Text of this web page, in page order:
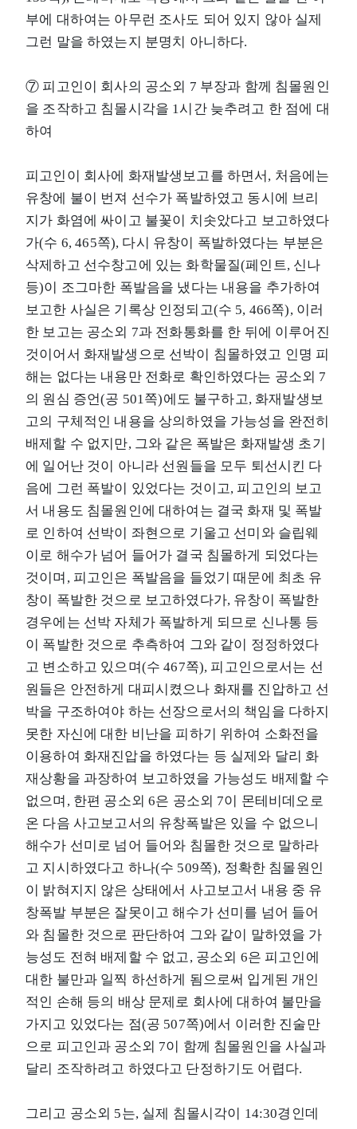
부에 대하여는 아무런 조사도 되어 있지 않아 실제
그런 말을 하였는지 분명치 아니하다.
⑦ 피고인이 회사의 공소외 7 부장과 함께 침몰원인
을 조작하고 침몰시각을 1시간 늦추려고 한 점에 대
하여
피고인이 회사에 화재발생보고를 하면서, 처음에는
유창에 불이 번져 선수가 폭발하였고 동시에 브리
지가 화염에 싸이고 불꽃이 치솟았다고 보고하였다
가(수 6, 465쪽), 다시 유창이 폭발하였다는 부분은
삭제하고 선수창고에 있는 화학물질(페인트, 신나
등)이 조그마한 폭발음을 냈다는 내용을 추가하여
보고한 사실은 기록상 인정되고(수 5, 466쪽), 이러
한 보고는 공소외 7과 전화통화를 한 뒤에 이루어진
것이어서 화재발생으로 선박이 침몰하였고 인명 피
해는 없다는 내용만 전화로 확인하였다는 공소외 7
의 원심 증언(공 501쪽)에도 불구하고, 화재발생보
고의 구체적인 내용을 상의하였을 가능성을 완전히
배제할 수 없지만, 그와 같은 폭발은 화재발생 초기
에 일어난 것이 아니라 선원들을 모두 퇴선시킨 다
음에 그런 폭발이 있었다는 것이고, 피고인의 보고
서 내용도 침몰원인에 대하여는 결국 화재 및 폭발
로 인하여 선박이 좌현으로 기울고 선미와 슬립웨
이로 해수가 넘어 들어가 결국 침몰하게 되었다는
것이며, 피고인은 폭발음을 들었기 때문에 최초 유
창이 폭발한 것으로 보고하였다가, 유창이 폭발한
경우에는 선박 자체가 폭발하게 되므로 신나통 등
이 폭발한 것으로 추측하여 그와 같이 정정하였다
고 변소하고 있으며(수 467쪽), 피고인으로서는 선
원들은 안전하게 대피시켰으나 화재를 진압하고 선
박을 구조하여야 하는 선장으로서의 책임을 다하지
못한 자신에 대한 비난을 피하기 위하여 소화전을
이용하여 화재진압을 하였다는 등 실제와 달리 화
재상황을 과장하여 보고하였을 가능성도 배제할 수
없으며, 한편 공소외 6은 공소외 7이 몬테비데오로
온 다음 사고보고서의 유창폭발은 있을 수 없으니
해수가 선미로 넘어 들어와 침몰한 것으로 말하라
고 지시하였다고 하나(수 509쪽), 정확한 침몰원인
이 밝혀지지 않은 상태에서 사고보고서 내용 중 유
창폭발 부분은 잘못이고 해수가 선미를 넘어 들어
와 침몰한 것으로 판단하여 그와 같이 말하였을 가
능성도 전혀 배제할 수 없고, 공소외 6은 피고인에
대한 불만과 일찍 하선하게 됨으로써 입게된 개인
적인 손해 등의 배상 문제로 회사에 대하여 불만을
가지고 있었다는 점(공 507쪽)에서 이러한 진술만
으로 피고인과 공소외 7이 함께 침몰원인을 사실과
달리 조작하려고 하였다고 단정하기도 어렵다.
그리고 공소외 5는, 실제 침몰시각이 14:30경인데